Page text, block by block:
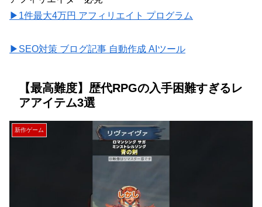
▶1件最大4万円 アフィリエイト プログラム
▶SEO対策 ブログ記事 自動作成 AIツール
【最高難度】歴代RPGの入手困難すぎるレ
アアイテム3選
新作ゲーム